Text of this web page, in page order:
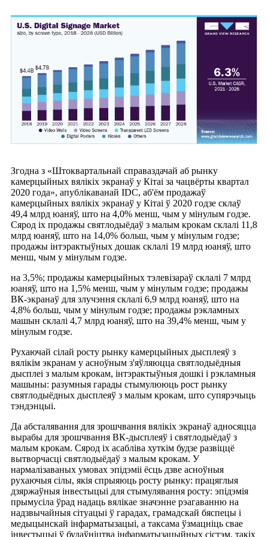
Згодна з «Штоквартальнай справаздачай аб рынку
камерцыйных вялікіх экранаў у Кітаі за чацвёрты квартал
2020 года», апублікаванай IDC, аб'ём продажаў
камерцыйных вялікіх экранаў у Кітаі ў 2020 годзе склаў
49,4 млрд юаняў, што на 4,0% менш, чым у мінулым годзе.
Сярод іх продажы святлодыёдаў з малым крокам склалі 11,8
млрд юаняў, што на 14,0% больш, чым у мінулым годзе;
продажы інтэрактыўных дошак склалі 19 млрд юаняў, што
менш, чым у мінулым годзе.
на 3,5%; продажы камерцыйных тэлевізараў склалі 7 млрд
юаняў, што на 1,5% менш, чым у мінулым годзе; продажы
ВК-экранаў для злучэння склалі 6,9 млрд юаняў, што на
4,8% больш, чым у мінулым годзе; продажы рэкламных
машын склалі 4,7 млрд юаняў, што на 39,4% менш, чым у
мінулым годзе.
Рухаючай сілай росту рынку камерцыйных дысплеяў з
вялікім экранам у асноўным з'яўляюцца святлодыёдныя
дысплеі з малым крокам, інтэрактыўныя дошкі і рэкламныя
машыны: разумныя гарады стымулююць рост рынку
святлодыёдных дысплеяў з малым крокам, што супярэчыць
тэндэнцыі.
Да абсталявання для зрошчвання вялікіх экранаў адносяцца
вырабы для зрошчвання ВК-дысплеяў і святлодыёдаў з
малым крокам. Сярод іх асабліва хуткім будзе развіццё
вытворчасці святлодыёдаў з малым крокам. У
нармалізаваных умовах эпідэміі ёсць дзве асноўныя
рухаючыя сілы, якія спрыяюць росту рынку: працяглыя
дзяржаўныя інвестыцыі для стымулявання росту: эпідэмія
прымусіла ўрад надаць вялікае значэнне рэагаванню на
надзвычайныя сітуацыі ў гарадах, грамадскай бяспецы і
медыцынскай інфарматызацыі, а таксама ўзмацніць свае
інвестыцыі ў будаўніцтва інфарматызацыйных сістэм, такіх